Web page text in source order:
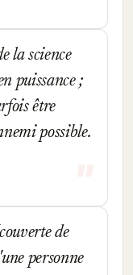
la science
puissance ;
être
possible.
de
personne